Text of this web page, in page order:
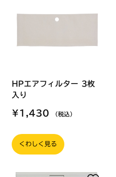
HPエアフィルター 3枚
入り
¥1,430 （税込）
くわしく見る